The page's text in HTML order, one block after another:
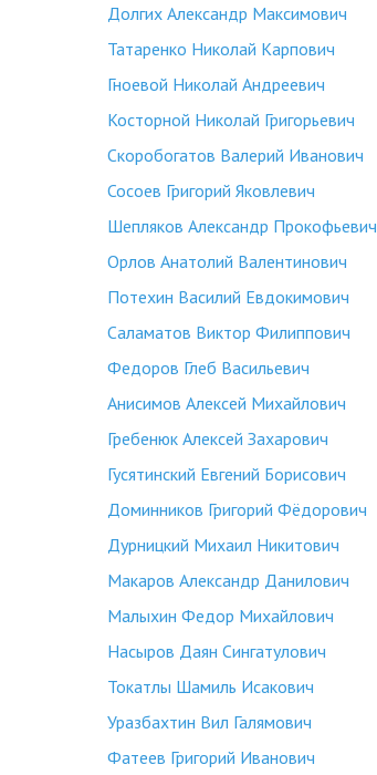
Долгих Александр Максимович
Татаренко Николай Карпович
Гноевой Николай Андреевич
Косторной Николай Григорьевич
Скоробогатов Валерий Иванович
Сосоев Григорий Яковлевич
Шепляков Александр Прокофьевич
Орлов Анатолий Валентинович
Потехин Василий Евдокимович
Саламатов Виктор Филиппович
Федоров Глеб Васильевич
Анисимов Алексей Михайлович
Гребенюк Алексей Захарович
Гусятинский Евгений Борисович
Доминников Григорий Фёдорович
Дурницкий Михаил Никитович
Макаров Александр Данилович
Малыхин Федор Михайлович
Насыров Даян Сингатулович
Токатлы Шамиль Исакович
Уразбахтин Вил Галямович
Фатеев Григорий Иванович